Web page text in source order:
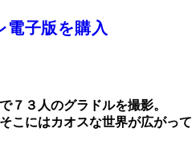
電子版を購入
７３人のグラドルを撮影。
こにはカオスな世界が広がって